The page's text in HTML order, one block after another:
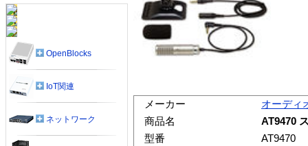
メーカー
オーディ
商品名
AT9470
型番
AT9470
OpenBlocks
IoT関連
ネットワーク